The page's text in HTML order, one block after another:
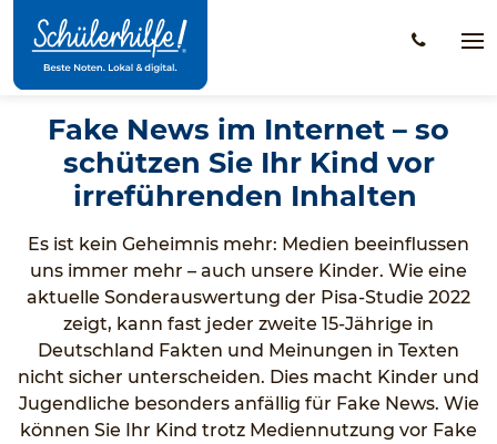
Hauptinhalt
Fake News im Internet – so
schützen Sie Ihr Kind vor
irreführenden Inhalten
Es ist kein Geheimnis mehr: Medien beeinflussen
uns immer mehr – auch unsere Kinder. Wie eine
aktuelle Sonderauswertung der Pisa-Studie 2022
zeigt, kann fast jeder zweite 15-Jährige in
Deutschland Fakten und Meinungen in Texten
nicht sicher unterscheiden. Dies macht Kinder und
Jugendliche besonders anfällig für Fake News. Wie
können Sie Ihr Kind trotz Mediennutzung vor Fake